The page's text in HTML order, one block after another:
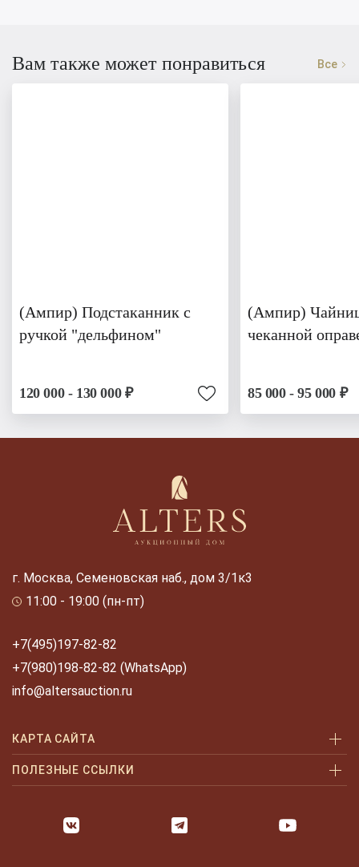
Вам также может понравиться Все
(Ампир) Подстаканник с
ручкой "дельфином"
120 000 - 130 000 ₽
(Ампир)
чеканной
85 000 - 95 000 ₽
г. Москва, Семеновская наб., дом 3/1к3
11:00 - 19:00 (пн-пт)
+7(495)197-82-82
+7(980)198-82-82 (WhatsApp)
info@altersauction.ru
КАРТА САЙТА
Аукционы
Как продать
ПОЛЕЗНЫЕ ССЫЛКИ
Оплата и доставка